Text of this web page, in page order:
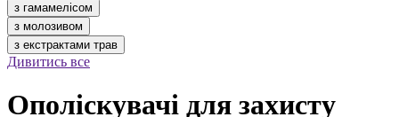
з гамамелісом
з молозивом
з екстрактами трав
Дивитись все
Ополіскувачі для захисту